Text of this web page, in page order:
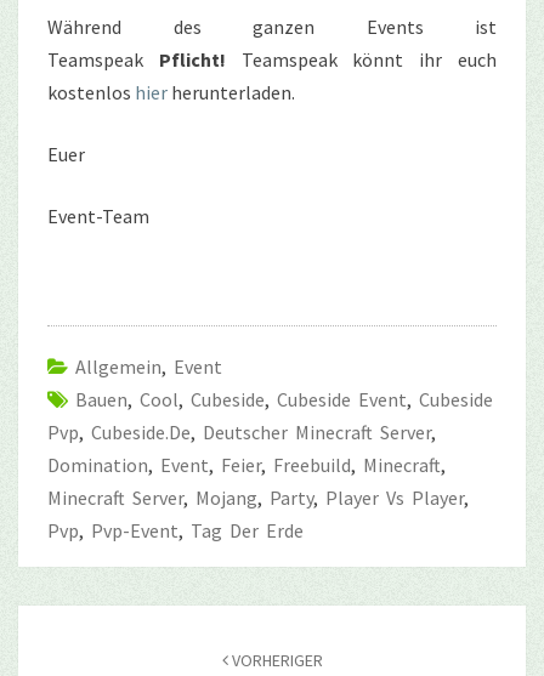
Während des ganzen Events ist
Teamspeak Pflicht! Teamspeak könnt ihr euch
kostenlos hier herunterladen.
Euer
Event-Team
Allgemein, Event
Bauen, Cool, Cubeside, Cubeside Event, Cubeside
Pvp, Cubeside.de, Deutscher Minecraft Server,
Domination, Event, Feier, Freebuild, Minecraft,
Minecraft Server, Mojang, Party, Player Vs Player,
Pvp, Pvp-Event, Tag Der Erde
VORHERIGER